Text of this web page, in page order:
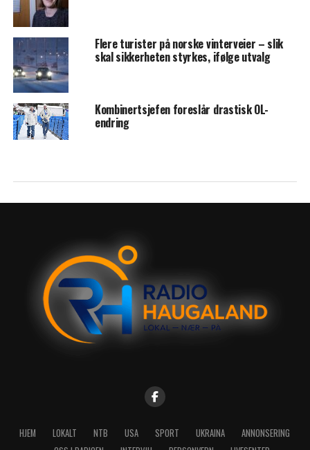
Flere turister på norske vinterveier – slik
skal sikkerheten styrkes, ifølge utvalg
Kombinertsjefen foreslår drastisk OL-
endring
HJEM LOKALT NTB USA SPORT UKRAINA
ANNONSERING